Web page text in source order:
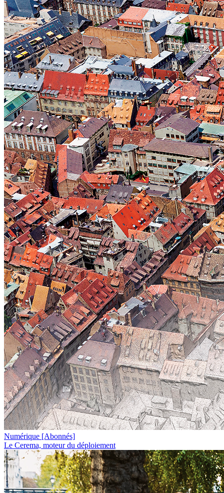
Numérique [Abonnés]
Le Cerema, moteur du déploiement